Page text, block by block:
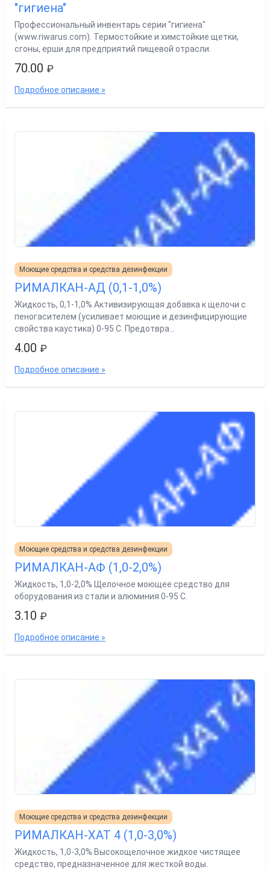
"гигиена"
Профессиональный инвентарь серии "гигиена"
(www.riwarus.com). Термостойкие и химстойкие щетки,
сгоны, ерши для предприятий пищевой отрасли.
70.00 ₽
Подробное описание »
Моющие средства и средства дезинфекции
РИМАЛКАН-АД (0,1-1,0%)
Жидкость, 0,1-1,0% Активизирующая добавка к щелочи с
пеногасителем (усиливает моющие и дезинфицирующие
свойства каустика) 0-95 С. Предотвра...
4.00 ₽
Подробное описание »
Моющие средства и средства дезинфекции
РИМАЛКАН-АФ (1,0-2,0%)
Жидкость, 1,0-2,0% Щелочное моющее средство для
оборудования из стали и алюминия 0-95 С.
3.10 ₽
Подробное описание »
Моющие средства и средства дезинфекции
РИМАЛКАН-ХАТ 4 (1,0-3,0%)
Жидкость, 1,0-3,0% Высокощелочное жидкое чистящее
средство, предназначенное для жесткой воды.